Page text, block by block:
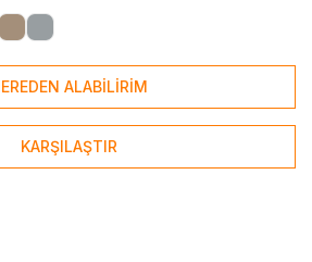
ALABİLİRİM
KARŞILAŞTIR